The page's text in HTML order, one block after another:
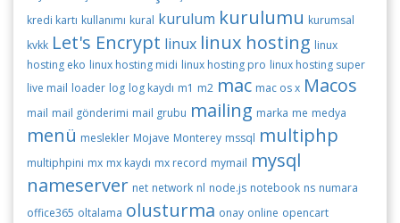
kredi kartı kullanımı kural kurulum kurulumu kurumsal
kvkk Let's Encrypt linux linux hosting linux
hosting eko linux hosting midi linux hosting pro linux hosting super
live mail loader log log kaydı m1 m2 mac mac os x Macos
mail mail gönderimi mail grubu mailing marka me medya
menü meslekler Mojave Monterey mssql multiphp
multiphpini mx mx kaydı mx record mymail mysql
nameserver net network nl node.js notebook ns numara
office365 oltalama olusturma onay online opencart